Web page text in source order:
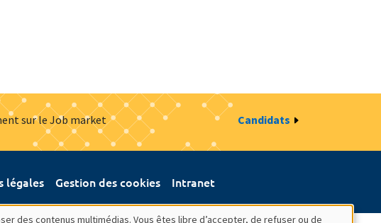
sur le Job market Candidats
légales Gestion des cookies Intranet
des contenus multimédias. Vous êtes libre d’accepter, de refuser ou de